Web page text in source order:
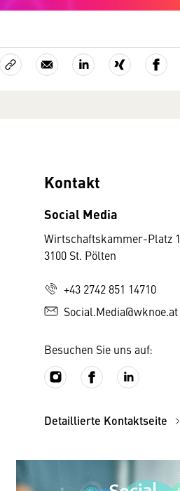
Kontakt
Social Media
Wirtschaftskammer-Platz 1
3100 St. Pölten
+43 2742 851 14710
Social.Media@wknoe.at
Besuchen Sie uns auf:
Detaillierte Kontaktseite